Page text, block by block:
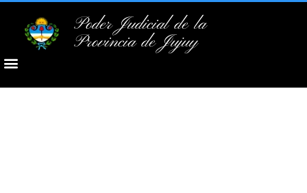
Poder Judicial de la
Provincia de Jujuy